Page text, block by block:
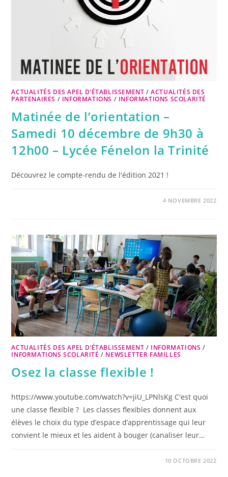
ACTUALITÉS DES APEL D’ÉTABLISSEMENT /ACTUALITÉS DES
PARTENAIRES / INFORMATIONS / INFORMATIONS SCOLARITÉ
Matinée de l’orientation –
Samedi 10 décembre de 9h30 à
12h00 – Lycée Fénelon la Trinité
Découvrez le compte-rendu de l'édition 2021 !
4 NOVEMBRE 2022
ACTUALITÉS DES APEL D’ÉTABLISSEMENT / INFORMATIONS /
INFORMATIONS SCOLARITÉ / NEWSLETTER FAMILLES
Osez la classe flexible !
https://www.youtube.com/watch?v=jiU_LPNlsKg C'est quoi
une classe flexible ? Les classes flexibles donnent aux
élèves le choix du type d’espace d’apprentissage qui leur
convient le mieux et les aident à bouger (canaliser leur…
10 OCTOBRE 2022